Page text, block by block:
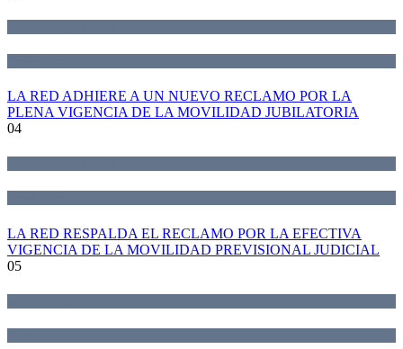
LA RED ADHIERE A UN NUEVO RECLAMO POR LA
PLENA VIGENCIA DE LA MOVILIDAD JUBILATORIA
04
LA RED RESPALDA EL RECLAMO POR LA EFECTIVA
VIGENCIA DE LA MOVILIDAD PREVISIONAL JUDICIAL
05